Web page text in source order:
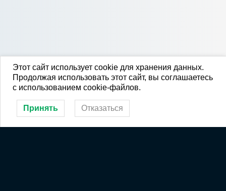
Этот сайт использует cookie для хранения данных.
Продолжая использовать этот сайт, вы соглашаетесь
с использованием cookie-файлов.
Принять Отказаться